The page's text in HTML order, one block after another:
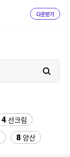
다운받기
4 선크림
8 양산